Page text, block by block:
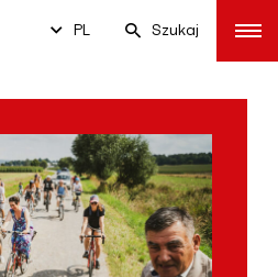
PL Szukaj